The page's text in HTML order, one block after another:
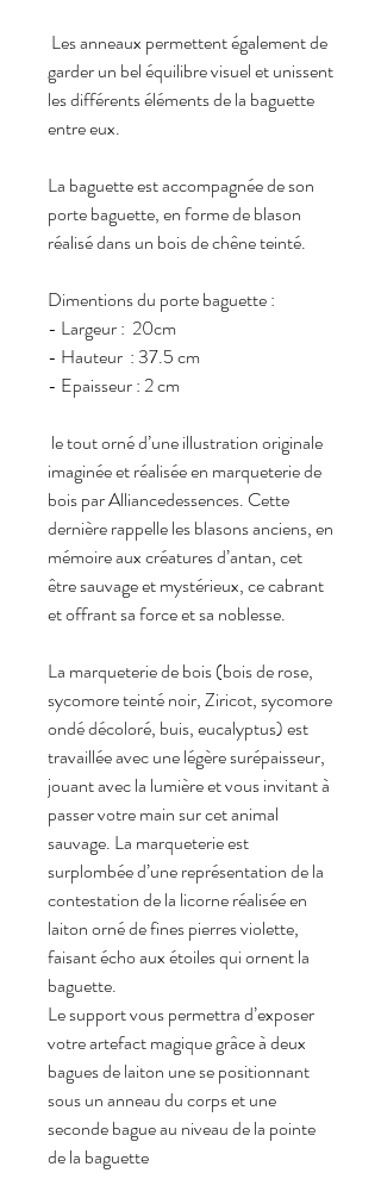
Les anneaux permettent également de
garder un bel équilibre visuel et unissent
les différents éléments de la baguette
entre eux.
La baguette est accompagnée de son
porte baguette, en forme de blason
réalisé dans un bois de chêne teinté.
Dimentions du porte baguette :
- Largeur : 20cm
- Hauteur : 37.5 cm
- Epaisseur : 2 cm
le tout orné d’une illustration originale
imaginée et réalisée en marqueterie de
bois par Alliancedessences. Cette
dernière rappelle les blasons anciens, en
mémoire aux créatures d’antan, cet
être sauvage et mystérieux, ce cabrant
et offrant sa force et sa noblesse.
La marqueterie de bois (bois de rose,
sycomore teinté noir, Ziricot, sycomore
ondé décoloré, buis, eucalyptus) est
travaillée avec une légère surépaisseur,
jouant avec la lumière et vous invitant à
passer votre main sur cet animal
sauvage. La marqueterie est
surplombée d’une représentation de la
contestation de la licorne réalisée en
laiton orné de fines pierres violette,
faisant écho aux étoiles qui ornent la
baguette.
Le support vous permettra d’exposer
votre artefact magique grâce à deux
bagues de laiton une se positionnant
sous un anneau du corps et une
seconde bague au niveau de la pointe
de la baguette